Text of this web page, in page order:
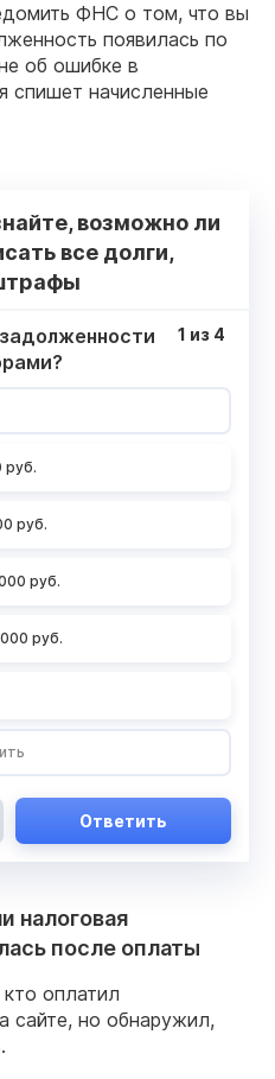
ФНС о том, что вы
появилась по
об ошибке в
спишет начисленные
возможно ли
все долги,
руб.
руб.
руб.
руб.
1 из 4
Ответить
налоговая
после оплаты
оплатил
сайте, но обнаружил,